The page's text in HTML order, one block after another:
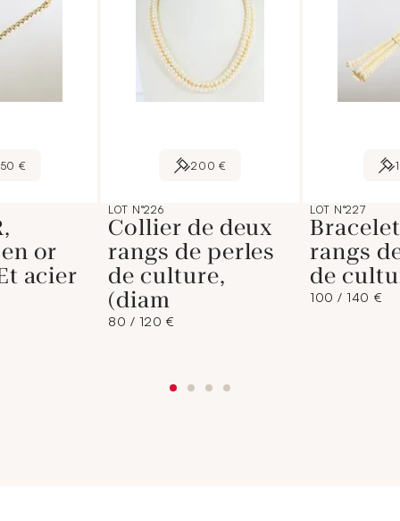
€
or
acier
200 €
LOT N°226
Collier de deux
rangs de perles
de culture,
(diam
80 / 120 €
LOT N°227
rangs
de
100 / 140 €